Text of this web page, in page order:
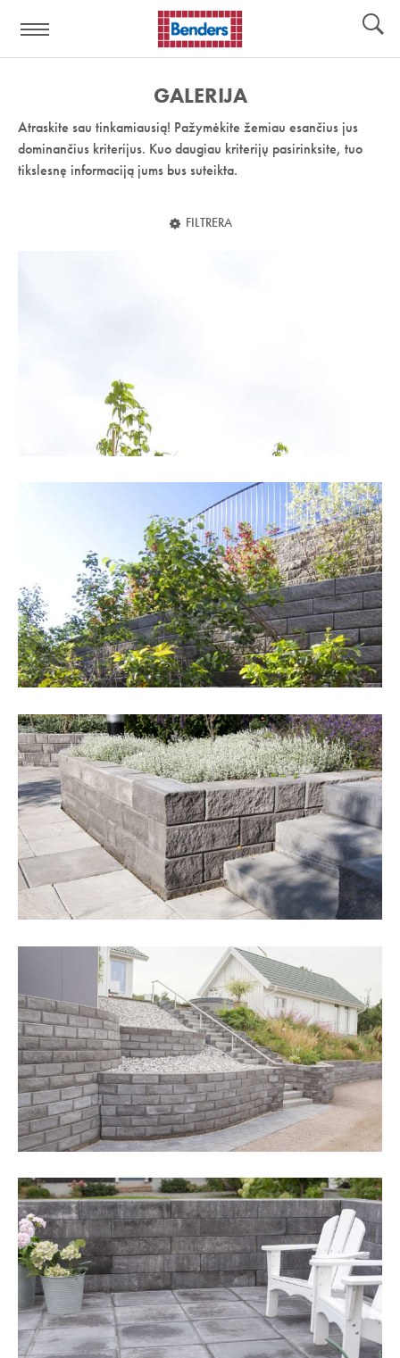
nuoroda:
GALERIJA
Atraskite sau tinkamiausią! Pažymėkite žemiau esančius jus
dominančius kriterijus. Kuo daugiau kriterijų pasirinksite, tuo
tikslesnę informaciją jums bus suteikta.
FILTRERA